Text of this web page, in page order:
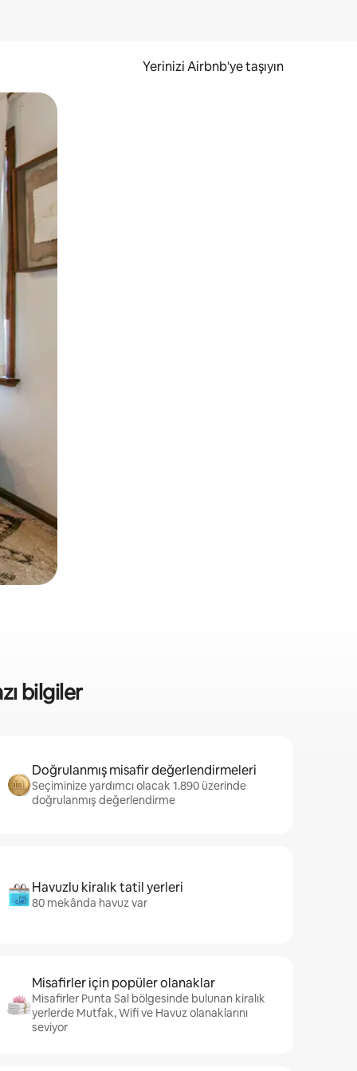
Yerinizi Airbnb'ye taşıyın
bilgiler
Doğrulanmış misafir değerlendirmeleri
Seçiminize yardımcı olacak 1.890 üzerinde
doğrulanmış değerlendirme
Havuzlu kiralık tatil yerleri
80 mekânda havuz var
Misafirler için popüler olanaklar
Misafirler Punta Sal bölgesinde bulunan kiralık
yerlerde Mutfak, Wifi ve Havuz olanaklarını
seviyor